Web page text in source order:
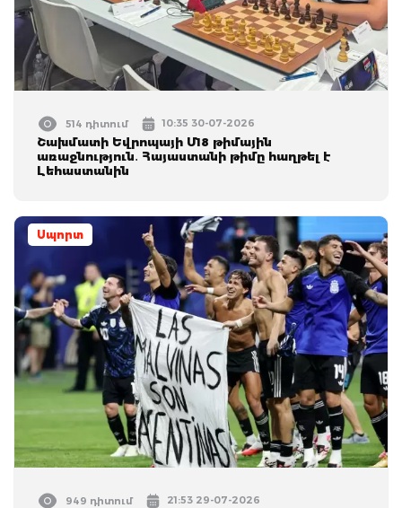
514 դիտում 10:35 30-07-2026
Շախմատի Եվրոպայի Մ18 թիմային
առաջնություն․ Հայաստանի թիմը հաղթել է
Լեհաստանին
Սպորտ
949 դիտում 21:53 29-07-2026